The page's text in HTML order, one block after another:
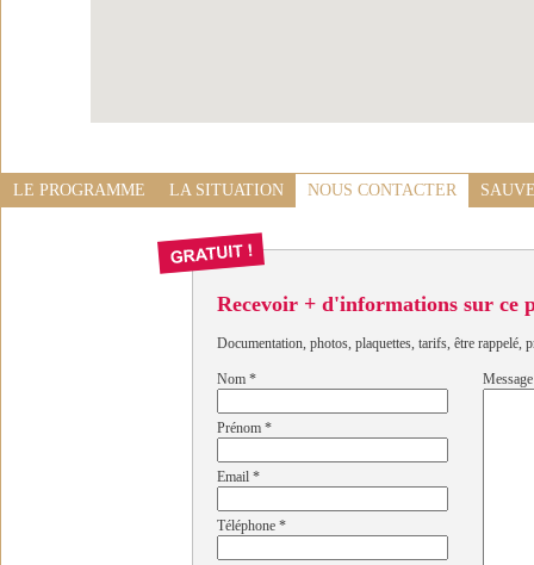
LE PROGRAMME LA SITUATION NOUS CONTACTER
Recevoir + d'informations sur ce
Documentation, photos, plaquettes, tarifs, être rappelé,
Nom *
Prénom *
Email *
Téléphone *
Message